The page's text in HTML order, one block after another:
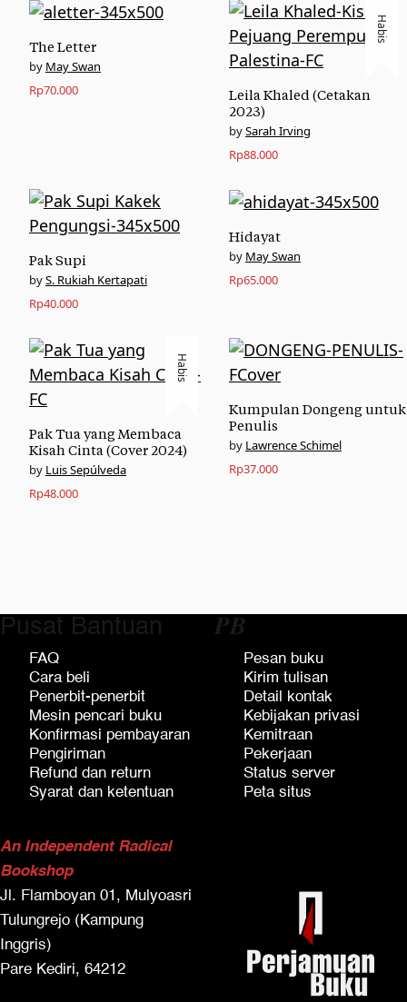
The Letter
May Swan
Rp70.000
Habis
Leila Khaled (Cetakan
2023)
Sarah Irving
Rp88.000
Pak Supi
S. Rukiah Kertapati
Rp40.000
Hidayat
May Swan
Rp65.000
Habis
Pak Tua yang Membaca
Kisah Cinta (Cover 2024)
Luis Sepúlveda
Rp48.000
Kumpulan Dongeng untuk
Penulis
Lawrence Schimel
Rp37.000
Pusat Bantuan
FAQ
Cara beli
Penerbit-penerbit
Mesin pencari buku
Konfirmasi pembayaran
Pengiriman
Refund dan return
Syarat dan ketentuan
𝑷𝑩
Pesan buku
Kirim tulisan
Detail kontak
Kebijakan privasi
Kemitraan
Pekerjaan
Status server
Peta situs
An Independent Radical
Bookshop
Jl. Flamboyan 01, Mulyoasri
Tulungrejo (Kampung
Inggris)
Pare Kediri, 64212